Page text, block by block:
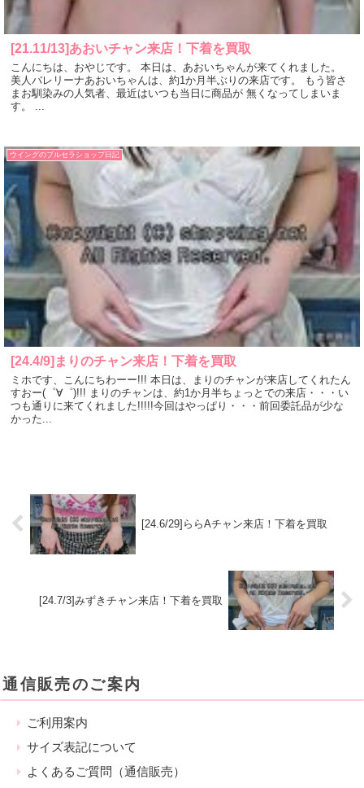
[21.11/13]あおいチャン来店！下着を買取
こんにちは、おやじです。 本日は、あおいちゃんが来てくれました。
美人バレリーナあおいちゃんは、約1か月半ぶりの来店です。 もう皆さ
まお馴染みの人気者、最近はいつも当日に商品が 無くなってしまいま
す。 ...
ウイングのブルセラショップ日記
[24.4/9]まりのチャン来店！下着を買取
ミホです、こんにちわーー!!! 本日は、まりのチャンが来店してくれたん
すおー(゜∀゜)!!! まりのチャンは、約1か月半ちょっとでの来店・・・い
つも通りに来てくれました!!!!!今回はやっぱり・・・前回委託品が少な
かった...
[24.6/29]ららAチャン来店！下着を買取
[24.7/3]みずきチャン来店！下着を買取
通信販売のご案内
ご利用案内
サイズ表記について
よくあるご質問（通信販売）